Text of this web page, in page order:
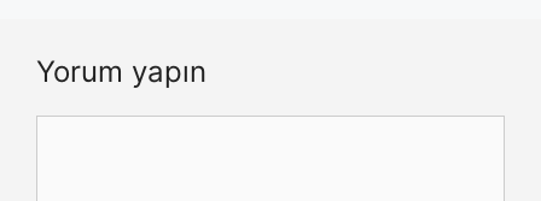
Yorum yapın